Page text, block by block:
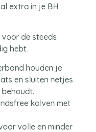
extra in je BH
de steeds
hebt.
houden je
en sluiten netjes
kolven met
volle en minder